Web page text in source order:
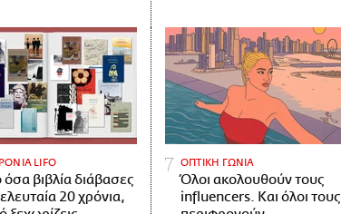
LIFO
βιβλία διάβασες
20 χρόνια,
ΟΠΤΙΚΗ ΓΩΝΙΑ
Όλοι ακολουθούν τους
influencers. Και όλοι τους